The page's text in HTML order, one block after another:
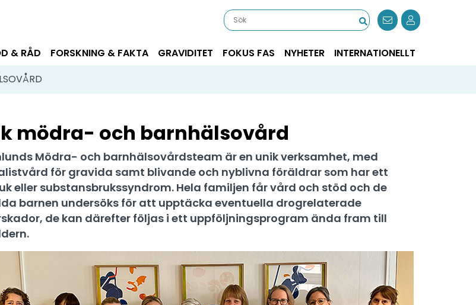
& RÅD FORSKNING & FAKTA GRAVIDITET FOKUS FAS NYHETER
INTERNATIONELLT
mödra- och barnhälsovård
Mödra- och barnhälsovårdsteam är en unik verksamhet, med
för gravida samt blivande och nyblivna föräldrar som har ett
eller substansbrukssyndrom. Hela familjen får vård och stöd och de
barnen undersöks för att upptäcka eventuella drogrelaterade
de kan därefter följas i ett uppföljningsprogram ända fram till